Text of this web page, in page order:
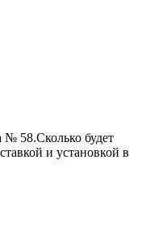
№ 58.Сколько будет
и установкой в